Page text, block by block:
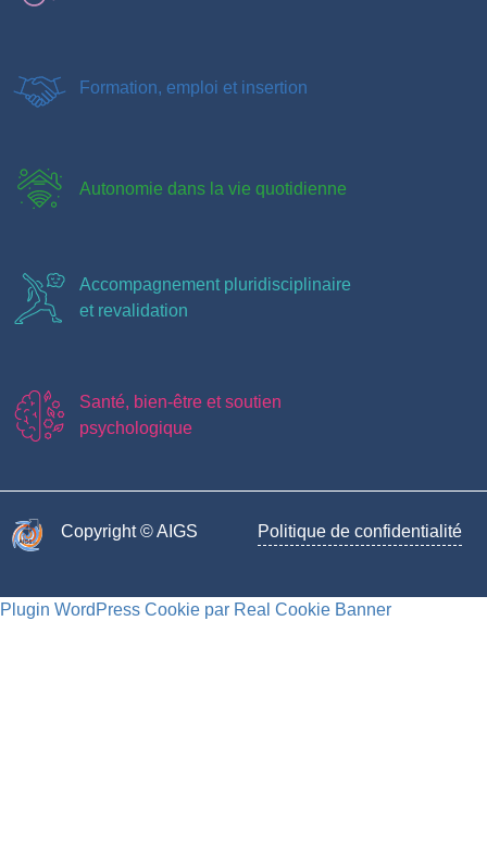
Formation, emploi et insertion
Autonomie dans la vie quotidienne
Accompagnement pluridisciplinaire
et revalidation
Santé, bien-être et soutien
psychologique
Copyright © AIGS​ Politique de confidentialité
Plugin WordPress Cookie par Real Cookie Banner